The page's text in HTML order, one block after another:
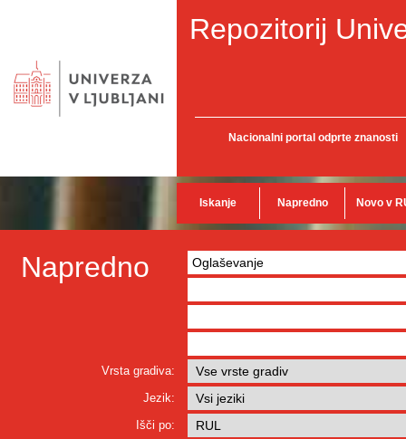
Repozitorij
Nacionalni portal odprte znanosti
Iskanje Napredno Novo v
Napredno
Vrsta gradiva:
Jezik:
Išči po: